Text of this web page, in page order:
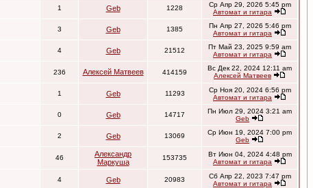
1 Geb 1228
Ср Апр 29, 2026 5:45 pm
Автомат и гитара
3 Geb 1385
Пн Апр 27, 2026 5:46 pm
Автомат и гитара
4 Geb 21512
Пт Май 23, 2025 9:59 am
Автомат и гитара
236 Алексей Матвеев 414159
Вс Дек 22, 2024 12:11 am
Алексей Матвеев
1 Geb 11293
Ср Ноя 20, 2024 6:56 pm
Автомат и гитара
0 Geb 14717
Пн Июл 29, 2024 3:21 am
Geb
2 Geb 13069
Ср Июн 19, 2024 7:00 pm
Geb
46
Александр
Маркуша
153735
Вт Июн 04, 2024 4:48 pm
Автомат и гитара
4 Geb 20983
Сб Апр 22, 2023 7:47 pm
Автомат и гитара